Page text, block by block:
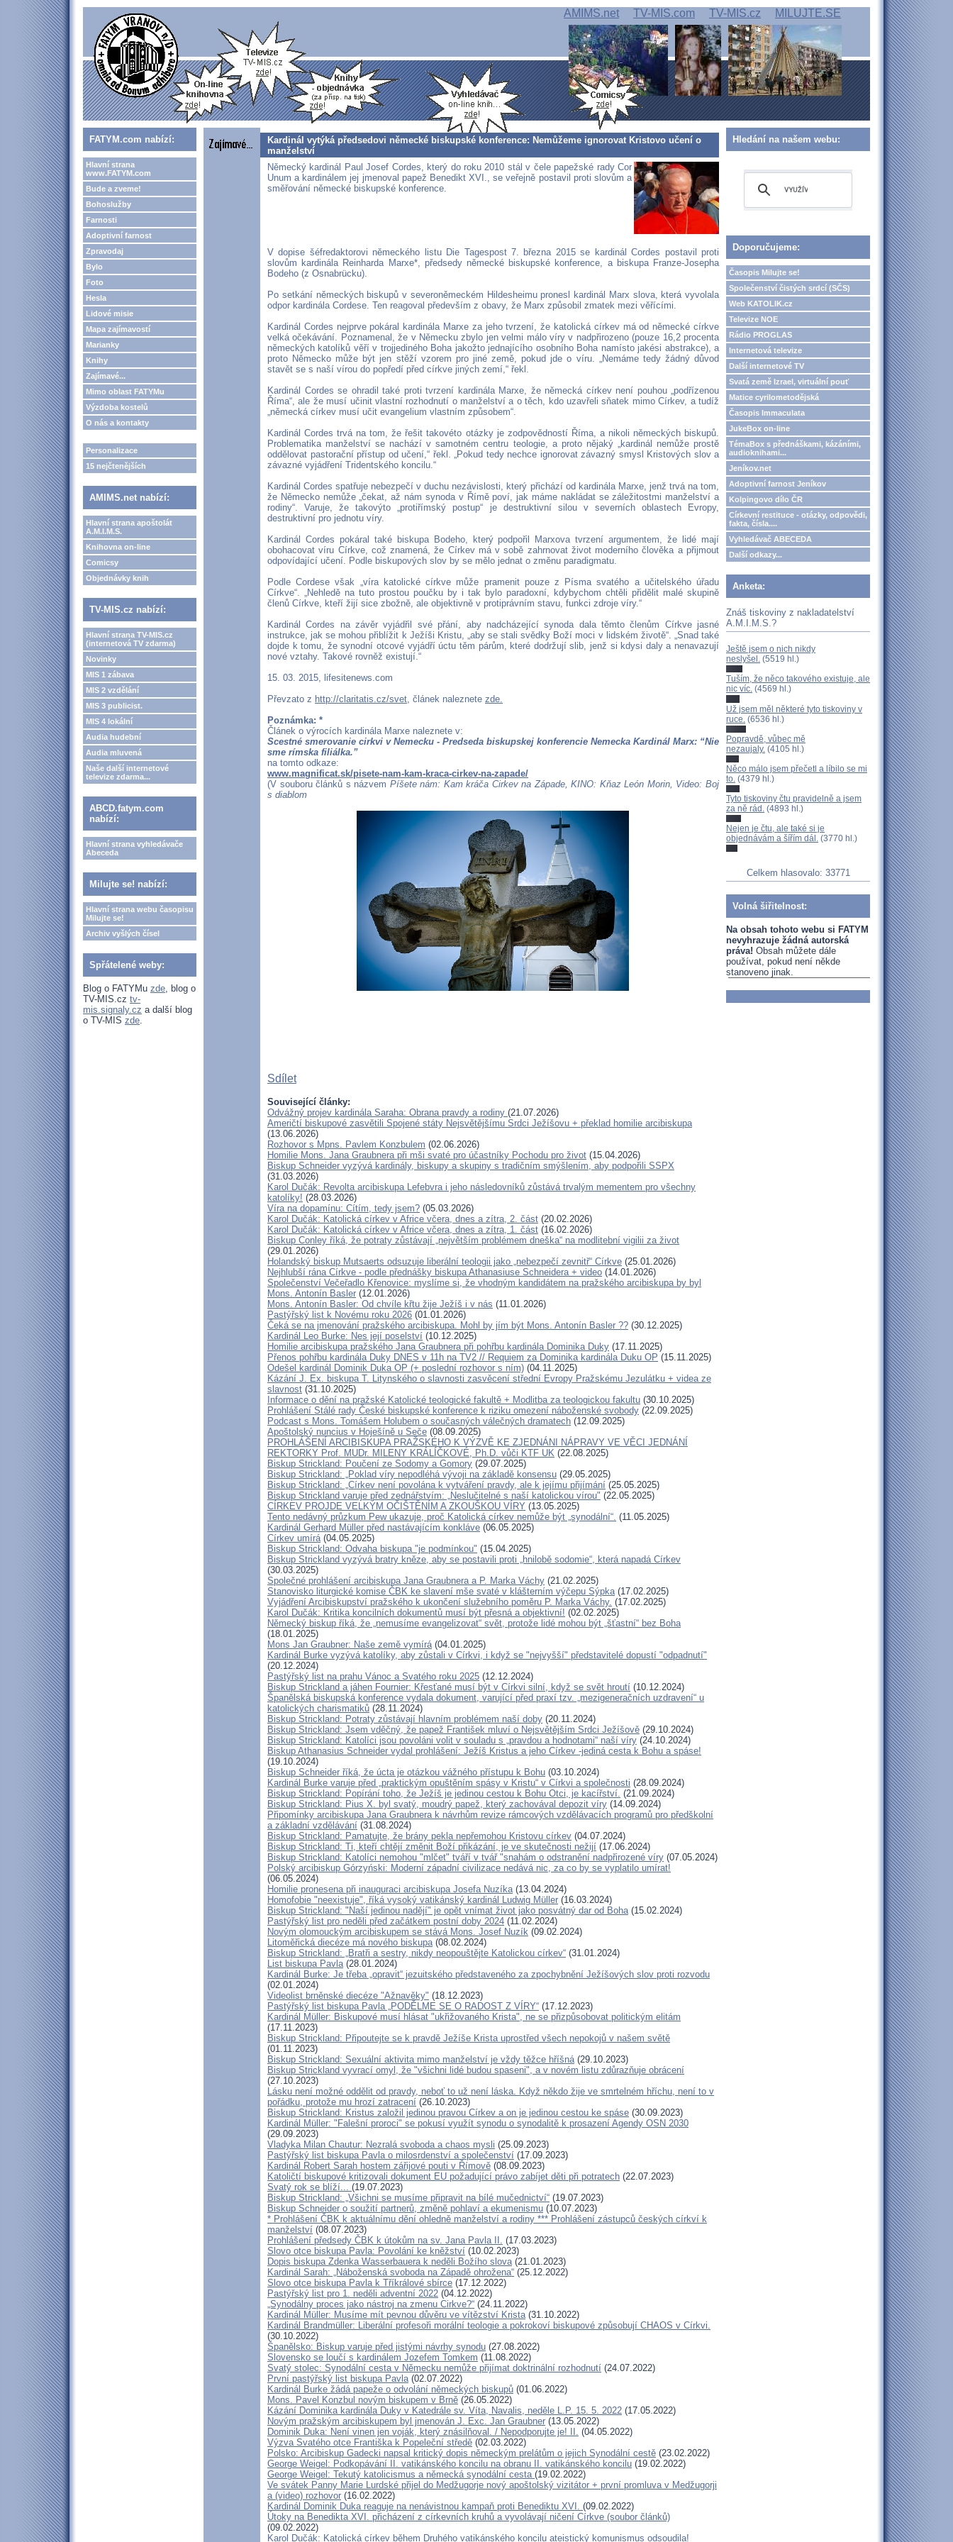
AMIMS.net TV-MIS.com TV-MIS.cz MILUJTE.SE
FATYM.com nabízí:
Hlavní strana
www.FATYM.com
Bude a zveme!
Bohoslužby
Farnosti
Adoptivní farnost
Zpravodaj
Bylo
Foto
Hesla
Lidové misie
Mapa zajímavostí
Marianky
Knihy
Zajímavé...
Mimo oblast FATYMu
Výzdoba kostelů
O nás a kontakty
Personalizace
15 nejčtenějších
AMIMS.net nabízí:
Hlavní strana apoštolát
A.M.I.M.S.
Knihovna on-line
Comicsy
Objednávky knih
TV-MIS.cz nabízí:
Hlavní strana TV-MIS.cz
(internetová TV zdarma)
Novinky
MIS 1 zábava
MIS 2 vzdělání
MIS 3 publicist.
MIS 4 lokální
Audia hudební
Audia mluvená
Naše další internetové
televize zdarma...
ABCD.fatym.com
nabízí:
Hlavní strana vyhledávače
Abeceda
Milujte se! nabízí:
Hlavní strana webu časopisu
Milujte se!
Archiv vyšlých čísel
Spřátelené weby:
Blog o FATYMu zde, blog o
TV-MIS.cz tv-
mis.signaly.cz a další blog
o TV-MIS zde.
Kardinál vytýká předsedovi německé biskupské konference: Nemůžeme ignorovat Kristovo učení o
manželství
Německý kardinál Paul Josef Cordes, který do roku 2010 stál v čele papežské rady Cor
Unum a kardinálem jej jmenoval papež Benedikt XVI., se veřejně postavil proti slovům a
směřování německé biskupské konference.
V dopise šéfredaktorovi německého listu Die Tagespost 7. března 2015 se kardinál Cordes postavil proti
slovům kardinála Reinharda Marxe*, předsedy německé biskupské konference, a biskupa Franze-Josepha
Bodeho (z Osnabrücku).
Po setkání německých biskupů v severoněmeckém Hildesheimu pronesl kardinál Marx slova, která vyvolala
odpor kardinála Cordese. Ten reagoval především z obavy, že Marx způsobil zmatek mezi věřícími.
Kardinál Cordes nejprve pokáral kardinála Marxe za jeho tvrzení, že katolická církev má od německé církve
velká očekávání. Poznamenal, že v Německu zbylo jen velmi málo víry v nadpřirozeno (pouze 16,2 procenta
německých katolíků věří v trojjediného Boha jakožto jednajícího osobního Boha namísto jakési abstrakce), a
proto Německo může být jen stěží vzorem pro jiné země, pokud jde o víru. „Nemáme tedy žádný důvod
stavět se s naší vírou do popředí před církve jiných zemí,“ řekl.
Kardinál Cordes se ohradil také proti tvrzení kardinála Marxe, že německá církev není pouhou „podřízenou
Říma“, ale že musí učinit vlastní rozhodnutí o manželství a o těch, kdo uzavřeli sňatek mimo Církev, a tudíž
„německá církev musí učit evangelium vlastním způsobem“.
Kardinál Cordes trvá na tom, že řešit takovéto otázky je zodpovědností Říma, a nikoli německých biskupů.
Problematika manželství se nachází v samotném centru teologie, a proto nějaký „kardinál nemůže prostě
oddělovat pastorační přístup od učení,“ řekl. „Pokud tedy nechce ignorovat závazný smysl Kristových slov a
závazné vyjádření Tridentského koncilu.“
Kardinál Cordes spatřuje nebezpečí v duchu nezávislosti, který přichází od kardinála Marxe, jenž trvá na tom,
že Německo nemůže „čekat, až nám synoda v Římě poví, jak máme nakládat se záležitostmi manželství a
rodiny“. Varuje, že takovýto „protiřímský postup“ je destruktivní silou v severních oblastech Evropy,
destruktivní pro jednotu víry.
Kardinál Cordes pokáral také biskupa Bodeho, který podpořil Marxova tvrzení argumentem, že lidé mají
obohacovat víru Církve, což znamená, že Církev má v sobě zahrnovat život moderního člověka a přijmout
odpovídající učení. Podle biskupových slov by se mělo jednat o změnu paradigmatu.
Podle Cordese však „víra katolické církve může pramenit pouze z Písma svatého a učitelského úřadu
Církve“. „Nehledě na tuto prostou poučku by i tak bylo paradoxní, kdybychom chtěli přidělit malé skupině
členů Církve, kteří žijí sice zbožně, ale objektivně v protiprávním stavu, funkci zdroje víry.“
Kardinál Cordes na závěr vyjádřil své přání, aby nadcházející synoda dala těmto členům Církve jasné
instrukce, jak se mohou přiblížit k Ježíši Kristu, „aby se stali svědky Boží moci v lidském životě“. „Snad také
dojde k tomu, že synodní otcové vyjádří úctu těm párům, které dodržují slib, jenž si kdysi daly a nenavazují
nové vztahy. Takové rovněž existují.“
15. 03. 2015, lifesitenews.com
Převzato z http://claritatis.cz/svet, článek naleznete zde.
Poznámka: *
Článek o výrocích kardinála Marxe naleznete v:
Scestné smerovanie cirkvi v Nemecku - Predseda biskupskej konferencie Nemecka Kardinál Marx: “Nie
sme rímska filiálka.”
na tomto odkaze:
www.magnificat.sk/pisete-nam-kam-kraca-cirkev-na-zapade/
(V souboru článků s názvem Píšete nám: Kam kráča Cirkev na Západe, KINO: Kňaz León Morin, Video: Boj
s diablom
Sdílet
Související články:
Odvážný projev kardinála Saraha: Obrana pravdy a rodiny (21.07.2026)
Američtí biskupové zasvětili Spojené státy Nejsvětějšímu Srdci Ježíšovu + překlad homilie arcibiskupa
(13.06.2026)
Rozhovor s Mpns. Pavlem Konzbulem (02.06.2026)
Homilie Mons. Jana Graubnera při mši svaté pro účastníky Pochodu pro život (15.04.2026)
Biskup Schneider vyzývá kardinály, biskupy a skupiny s tradičním smýšlením, aby podpořili SSPX
(31.03.2026)
Karol Dučák: Revolta arcibiskupa Lefebvra i jeho následovníků zůstává trvalým mementem pro všechny
katolíky! (28.03.2026)
Víra na dopamínu: Cítím, tedy jsem? (05.03.2026)
Karol Dučák: Katolická církev v Africe včera, dnes a zítra, 2. část (20.02.2026)
Karol Dučák: Katolická církev v Africe včera, dnes a zítra, 1. část (16.02.2026)
Biskup Conley říká, že potraty zůstávají „největším problémem dneška“ na modlitební vigilii za život
(29.01.2026)
Holandský biskup Mutsaerts odsuzuje liberální teologii jako „nebezpečí zevnitř“ Církve (25.01.2026)
Nejhlubší rána Církve - podle přednášky biskupa Athanasiuse Schneidera + video (14.01.2026)
Společenství Večeřadlo Křenovice: myslíme si, že vhodným kandidátem na pražského arcibiskupa by byl
Mons. Antonín Basler (12.01.2026)
Mons. Antonín Basler: Od chvíle křtu žije Ježíš i v nás (11.01.2026)
Pastýřský list k Novému roku 2026 (01.01.2026)
Čeká se na jmenování pražského arcibiskupa. Mohl by jím být Mons. Antonín Basler ?? (30.12.2025)
Kardinál Leo Burke: Nes její poselství (10.12.2025)
Homilie arcibiskupa pražského Jana Graubnera při pohřbu kardinála Dominika Duky (17.11.2025)
Přenos pohřbu kardinála Duky DNES v 11h na TV2 // Requiem za Dominika kardinála Duku OP (15.11.2025)
Odešel kardinál Dominik Duka OP (+ poslední rozhovor s ním) (04.11.2025)
Kázání J. Ex. biskupa T. Litynského o slavnosti zasvěcení střední Evropy Pražskému Jezulátku + videa ze
slavnost (31.10.2025)
Informace o dění na pražské Katolické teologické fakultě + Modlitba za teologickou fakultu (30.10.2025)
Prohlášení Stálé rady České biskupské konference k riziku omezení náboženské svobody (22.09.2025)
Podcast s Mons. Tomášem Holubem o současných válečných dramatech (12.09.2025)
Apoštolský nuncius v Hoješíně u Seče (08.09.2025)
PROHLÁŠENÍ ARCIBISKUPA PRAŽSKÉHO K VÝZVĚ KE ZJEDNÁNI NÁPRAVY VE VĚCI JEDNÁNÍ
REKTORKY Prof. MUDr. MILENY KRÁLÍČKOVÉ, Ph.D. vůči KTF UK (22.08.2025)
Biskup Strickland: Poučení ze Sodomy a Gomory (29.07.2025)
Biskup Strickland: „Poklad víry nepodléhá vývoji na základě konsensu (29.05.2025)
Biskup Strickland: „Církev není povolána k vytváření pravdy, ale k jejímu přijímání (25.05.2025)
Biskup Strickland varuje před zednářstvím: „Neslučitelné s naší katolickou vírou" (22.05.2025)
CÍRKEV PROJDE VELKÝM OČIŠTĚNÍM A ZKOUŠKOU VÍRY (13.05.2025)
Tento nedávný průzkum Pew ukazuje, proč Katolická církev nemůže být „synodální“. (11.05.2025)
Kardinál Gerhard Müller před nastávajícím konkláve (06.05.2025)
Církev umírá(04.05.2025)
Biskup Strickland: Odvaha biskupa "je podmínkou" (15.04.2025)
Biskup Strickland vyzývá bratry kněze, aby se postavili proti „hnilobě sodomie“, která napadá Církev
(30.03.2025)
Společné prohlášení arcibiskupa Jana Graubnera a P. Marka Váchy (21.02.2025)
Stanovisko liturgické komise ČBK ke slavení mše svaté v klášterním výčepu Sýpka(17.02.2025)
Vyjádření Arcibiskupství pražského k ukončení služebního poměru P. Marka Váchy. (17.02.2025)
Karol Dučák: Kritika koncilních dokumentů musí být přesná a objektivní! (02.02.2025)
Německý biskup říká, že „nemusíme evangelizovat“ svět, protože lidé mohou být „šťastní“ bez Boha
(18.01.2025)
Mons Jan Graubner: Naše země vymírá(04.01.2025)
Kardinál Burke vyzývá katolíky, aby zůstali v Církvi, i když se "nejvyšší" představitelé dopustí "odpadnutí"
(20.12.2024)
Pastýřský list na prahu Vánoc a Svatého roku 2025 (12.12.2024)
Biskup Strickland a jáhen Fournier: Křesťané musí být v Církvi silní, když se svět hroutí (10.12.2024)
Španělská biskupská konference vydala dokument, varující před praxí tzv. „mezigeneračních uzdravení“ u
katolických charismatiků (28.11.2024)
Biskup Strickland: Potraty zůstávají hlavním problémem naší doby (20.11.2024)
Biskup Strickland: Jsem vděčný, že papež František mluví o Nejsvětějším Srdci Ježíšově (29.10.2024)
Biskup Strickland: Katolíci jsou povoláni volit v souladu s „pravdou a hodnotami“ naší víry (24.10.2024)
Biskup Athanasius Schneider vydal prohlášení: Ježíš Kristus a jeho Církev -jediná cesta k Bohu a spáse!
(19.10.2024)
Biskup Schneider říká, že úcta je otázkou vážného přístupu k Bohu (03.10.2024)
Kardinál Burke varuje před „praktickým opuštěním spásy v Kristu“ v Církvi a společnosti (28.09.2024)
Biskup Strickland: Popírání toho, že Ježíš je jedinou cestou k Bohu Otci, je kacířství. (21.09.2024)
Biskup Strickland: Pius X. byl svatý, moudrý papež, který zachovával depozit víry (14.09.2024)
Připomínky arcibiskupa Jana Graubnera k návrhům revize rámcových vzdělávacích programů pro předškolní
a základní vzdělávání (31.08.2024)
Biskup Strickland: Pamatujte, že brány pekla nepřemohou Kristovu církev (04.07.2024)
Biskup Strickland: Ti, kteří chtějí změnit Boží přikázání, je ve skutečnosti nežijí (17.06.2024)
Biskup Strickland: Katolíci nemohou "mlčet" tváří v tvář "snahám o odstranění nadpřirozené víry (07.05.2024)
Polský arcibiskup Górzyński: Moderní západní civilizace nedává nic, za co by se vyplatilo umírat!
(06.05.2024)
Homilie pronesena při inauguraci arcibiskupa Josefa Nuzíka(13.04.2024)
Homofobie "neexistuje", říká vysoký vatikánský kardinál Ludwig Müller (16.03.2024)
Biskup Strickland: "Naší jedinou nadějí" je opět vnímat život jako posvátný dar od Boha(15.02.2024)
Pastýřský list pro neděli před začátkem postní doby 2024 (11.02.2024)
Novým olomouckým arcibiskupem se stává Mons. Josef Nuzík (09.02.2024)
Litoměřická diecéze má nového biskupa(08.02.2024)
Biskup Strickland: „Bratři a sestry, nikdy neopouštějte Katolickou církev“ (31.01.2024)
List biskupa Pavla(28.01.2024)
Kardinál Burke: Je třeba „opravit“ jezuitského představeného za zpochybnění Ježíšových slov proti rozvodu
(02.01.2024)
Videolist brněnské diecéze "Ažnavěky" (18.12.2023)
Pastýřský list biskupa Pavla „PODĚLME SE O RADOST Z VÍRY“ (17.12.2023)
Kardinál Müller: Biskupové musí hlásat "ukřižovaného Krista", ne se přizpůsobovat politickým elitám
(17.11.2023)
Biskup Strickland: Připoutejte se k pravdě Ježíše Krista uprostřed všech nepokojů v našem světě
(01.11.2023)
Biskup Strickland: Sexuální aktivita mimo manželství je vždy těžce hříšná(29.10.2023)
Biskup Strickland vyvrací omyl, že "všichni lidé budou spaseni", a v novém listu zdůrazňuje obrácení
(27.10.2023)
Lásku není možné oddělit od pravdy, neboť to už není láska. Když někdo žije ve smrtelném hříchu, není to v
pořádku, protože mu hrozí zatracení (26.10.2023)
Biskup Strickland: Kristus založil jedinou pravou Církev a on je jedinou cestou ke spáse (30.09.2023)
Kardinál Müller: "Falešní proroci" se pokusí využít synodu o synodalitě k prosazení Agendy OSN 2030
(29.09.2023)
Vladyka Milan Chautur: Nezralá svoboda a chaos mysli (25.09.2023)
Pastýřský list biskupa Pavla o milosrdenství a společenství (17.09.2023)
Kardinál Robert Sarah hostem zářijové pouti v Římově (08.09.2023)
Katoličtí biskupové kritizovali dokument EU požadující právo zabíjet děti při potratech (22.07.2023)
Svatý rok se blíží... (19.07.2023)
Biskup Strickland: „Všichni se musíme připravit na bílé mučednictví“ (19.07.2023)
Biskup Schneider o soužití partnerů, změně pohlaví a ekumenismu (10.07.2023)
* Prohlášení ČBK k aktuálnímu dění ohledně manželství a rodiny *** Prohlášení zástupců českých církví k
manželství (08.07.2023)
Prohlášení předsedy ČBK k útokům na sv. Jana Pavla II. (17.03.2023)
Slovo otce biskupa Pavla: Povolání ke kněžství (10.02.2023)
Dopis biskupa Zdenka Wasserbauera k neděli Božího slova(21.01.2023)
Kardinál Sarah: „Náboženská svoboda na Západě ohrožena“ (25.12.2022)
Slovo otce biskupa Pavla k Tříkrálové sbírce (17.12.2022)
Pastýřský list pro 1. neděli adventní 2022 (04.12.2022)
„Synodálny proces jako nástroj na zmenu Cirkve?“ (24.11.2022)
Kardinál Müller: Musíme mít pevnou důvěru ve vítězství Krista(31.10.2022)
Kardinál Brandmüller: Liberální profesoři morální teologie a pokrokoví biskupové způsobují CHAOS v Církvi.
(30.10.2022)
Španělsko: Biskup varuje před jistými návrhy synodu (27.08.2022)
Slovensko se loučí s kardinálem Jozefem Tomkem (11.08.2022)
Svatý stolec: Synodální cesta v Německu nemůže přijímat doktrinální rozhodnutí (24.07.2022)
První pastýřský list biskupa Pavla(02.07.2022)
Kardinál Burke žádá papeže o odvolání německých biskupů (01.06.2022)
Mons. Pavel Konzbul novým biskupem v Brně (26.05.2022)
Kázání Dominika kardinála Duky v Katedrále sv. Víta, Navalis, neděle L.P. 15. 5. 2022 (17.05.2022)
Novým pražským arcibiskupem byl jmenován J. Exc. Jan Graubner (13.05.2022)
Dominik Duka: Není vinen jen voják, který znásilňoval. / Nepodporujte je! II. (04.05.2022)
Výzva Svatého otce Františka k Popeleční středě (02.03.2022)
Polsko: Arcibiskup Gadecki napsal kritický dopis německým prelátům o jejich Synodální cestě (23.02.2022)
George Weigel: Podkopávání II. vatikánského koncilu na obranu II. vatikánského koncilu (19.02.2022)
George Weigel: Tekutý katolicismus a německá synodální cesta (19.02.2022)
Ve svátek Panny Marie Lurdské přijel do Medžugorje nový apoštolský vizitátor + první promluva v Medžugorji
a (video) rozhovor (16.02.2022)
Kardinál Dominik Duka reaguje na nenávistnou kampaň proti Benediktu XVI. (09.02.2022)
Útoky na Benedikta XVI. přicházení z církevních kruhů a vyvolávají ničení Církve (soubor článků)
(09.02.2022)
Karol Dučák: Katolická církev během Druhého vatikánského koncilu ateistický komunismus odsoudila!
Hledání na našem webu:
Doporučujeme:
Časopis Milujte se!
Společenství čistých srdcí (SČS)
Web KATOLIK.cz
Televize NOE
Rádio PROGLAS
Internetová televize
Další internetové TV
Svatá země Izrael, virtuální pouť
Matice cyrilometodějská
Časopis Immaculata
JukeBox on-line
TémaBox s přednáškami, kázáními,
audioknihami...
Jeníkov.net
Adoptivní farnost Jeníkov
Kolpingovo dílo ČR
Církevní restituce - otázky, odpovědi,
fakta, čísla....
Vyhledávač ABECEDA
Další odkazy...
Anketa:
Znáš tiskoviny z nakladatelství
A.M.I.M.S.?
Ještě jsem o nich nikdy
neslyšel. (5519 hl.)
Tuším, že něco takového existuje, ale
nic víc. (4569 hl.)
Už jsem měl některé tyto tiskoviny v
ruce. (6536 hl.)
Popravdě, vůbec mě
nezaujaly. (4105 hl.)
Něco málo jsem přečetl a líbilo se mi
to. (4379 hl.)
Tyto tiskoviny čtu pravidelně a jsem
za ně rád. (4893 hl.)
Nejen je čtu, ale také si je
objednávám a šířím dál. (3770 hl.)
Celkem hlasovalo: 33771
Volná šiřitelnost:
Na obsah tohoto webu si FATYM
nevyhrazuje žádná autorská
práva! Obsah můžete dále
používat, pokud není někde
stanoveno jinak.